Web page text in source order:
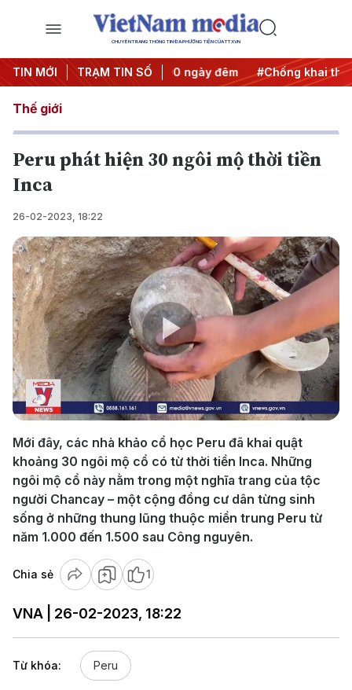
CHUYÊN TRANG THÔNG TIN ĐA PHƯƠNG TIỆN CỦA TTXVN
TIN MỚI TRẠM TIN SỐ
động #Chiến dịch 500 ngày đêm #Chống khai thác IUU
Thế giới
Peru phát hiện 30 ngôi mộ thời tiền
Inca
26-02-2023, 18:22
Play
Video
Mới đây, các nhà khảo cổ học Peru đã khai quật
khoảng 30 ngôi mộ cổ có từ thời tiền Inca. Những
ngôi mộ cổ này nằm trong một nghĩa trang của tộc
người Chancay – một cộng đồng cư dân từng sinh
sống ở những thung lũng thuộc miền trung Peru từ
năm 1.000 đến 1.500 sau Công nguyên.
Chia sẻ 1
VNA | 26-02-2023, 18:22
Từ khóa: Peru